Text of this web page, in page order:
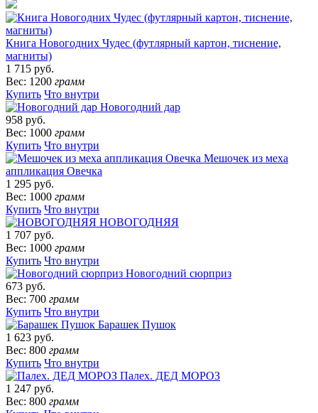
Книга Новогодних Чудес (футлярный картон, тиснение,
магниты)
1 715 руб.
Вес: 1200 грамм
Купить Что внутри
Новогодний дар
958 руб.
Вес: 1000 грамм
Купить Что внутри
Мешочек из меха
аппликация Овечка
1 295 руб.
Вес: 1000 грамм
Купить Что внутри
НОВОГОДНЯЯ
1 707 руб.
Вес: 1000 грамм
Купить Что внутри
Новогодний сюрприз
673 руб.
Вес: 700 грамм
Купить Что внутри
Барашек Пушок
1 623 руб.
Вес: 800 грамм
Купить Что внутри
Палех. ДЕД МОРОЗ
1 247 руб.
Вес: 800 грамм